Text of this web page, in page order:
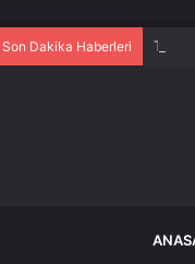
Son Dakika Haberleri